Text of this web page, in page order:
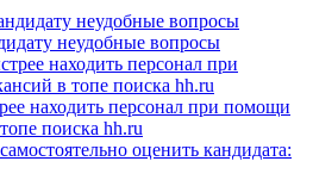
неудобные вопросы
находить персонал при помощи
поиска hh.ru